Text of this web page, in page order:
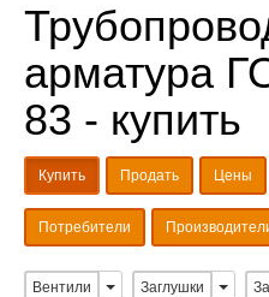
арматура
83 - купить
Купить Продать Цены
Потребители
Вентили Заглушки